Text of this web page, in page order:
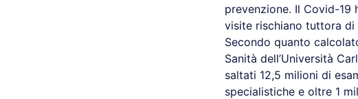
prevenzione. Il Covid-19
visite rischiano tuttora di
Secondo quanto
Sanità dell’Università
saltati 12,5 milioni di
specialistiche e oltre 1